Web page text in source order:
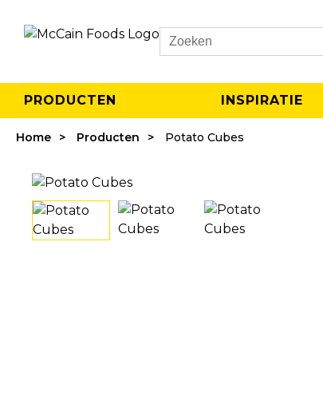
Search
PRODUCTEN INSPIRATIE
Home Producten Potato Cubes